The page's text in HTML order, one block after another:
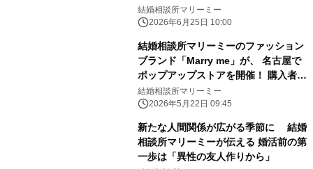
して 出生率低下・現在の結婚について
の見解を発表
結婚相談所マリーミー
2026年6月25日 10:00
結婚相談所マリーミーのファッション
ブランド「Marry me」が、 名古屋で
ポップアップストアを開催！ 購入者限
定で、植草れいあとの写真撮影も可能
結婚相談所マリーミー
2026年5月22日 09:45
新たな人間関係が広がる季節に 結婚
相談所マリーミーが伝える 婚活前の第
一歩は「異性の友人作りから」